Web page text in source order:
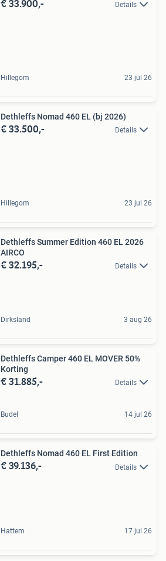
Details
Hillegom 23 jul 26
Dethleffs Nomad 460 EL (bj 2026)
€ 33.500,- Details
Hillegom 23 jul 26
Dethleffs Summer Edition 460 EL 2026
AIRCO
€ 32.195,- Details
Dirksland 3 aug 26
Dethleffs Camper 460 EL MOVER 50%
Korting
€ 31.885,- Details
Budel 14 jul 26
Dethleffs Nomad 460 EL First Edition
€ 39.136,- Details
Hattem 17 jul 26